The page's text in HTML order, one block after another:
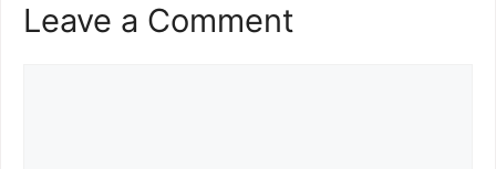
Leave a Comment